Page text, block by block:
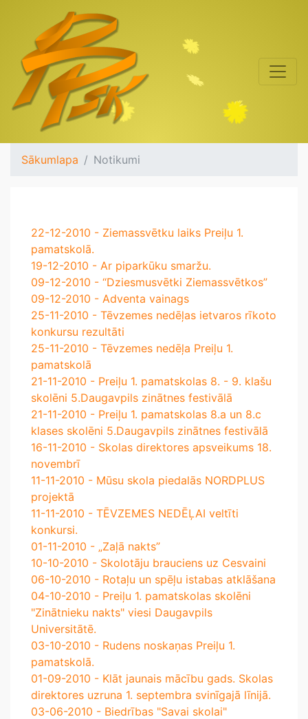
Sākumlapa Notikumi
22-12-2010 - Ziemassvētku laiks Preiļu 1.
pamatskolā.
19-12-2010 - Ar piparkūku smaržu.
09-12-2010 - “Dziesmusvētki Ziemassvētkos”
09-12-2010 - Adventa vainags
25-11-2010 - Tēvzemes nedēļas ietvaros rīkoto
konkursu rezultāti
25-11-2010 - Tēvzemes nedēļa Preiļu 1.
pamatskolā
21-11-2010 - Preiļu 1. pamatskolas 8. - 9. klašu
skolēni 5.Daugavpils zinātnes festivālā
21-11-2010 - Preiļu 1. pamatskolas 8.a un 8.c
klases skolēni 5.Daugavpils zinātnes festivālā
16-11-2010 - Skolas direktores apsveikums 18.
novembrī
11-11-2010 - Mūsu skola piedalās NORDPLUS
projektā
11-11-2010 - TĒVZEMES NEDĒĻAI veltīti
konkursi.
01-11-2010 - „Zaļā nakts”
10-10-2010 - Skolotāju brauciens uz Cesvaini
06-10-2010 - Rotaļu un spēļu istabas atklāšana
04-10-2010 - Preiļu 1. pamatskolas skolēni
"Zinātnieku nakts" viesi Daugavpils
Universitātē.
03-10-2010 - Rudens noskaņas Preiļu 1.
pamatskolā.
01-09-2010 - Klāt jaunais mācību gads. Skolas
direktores uzruna 1. septembra svinīgajā līnijā.
03-06-2010 - Biedrības "Savai skolai"